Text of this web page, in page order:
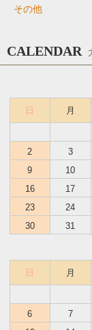
その他
CALENDAR
日 月
2
3
9
10
16
17
23
24
30
31
日 月
6
7